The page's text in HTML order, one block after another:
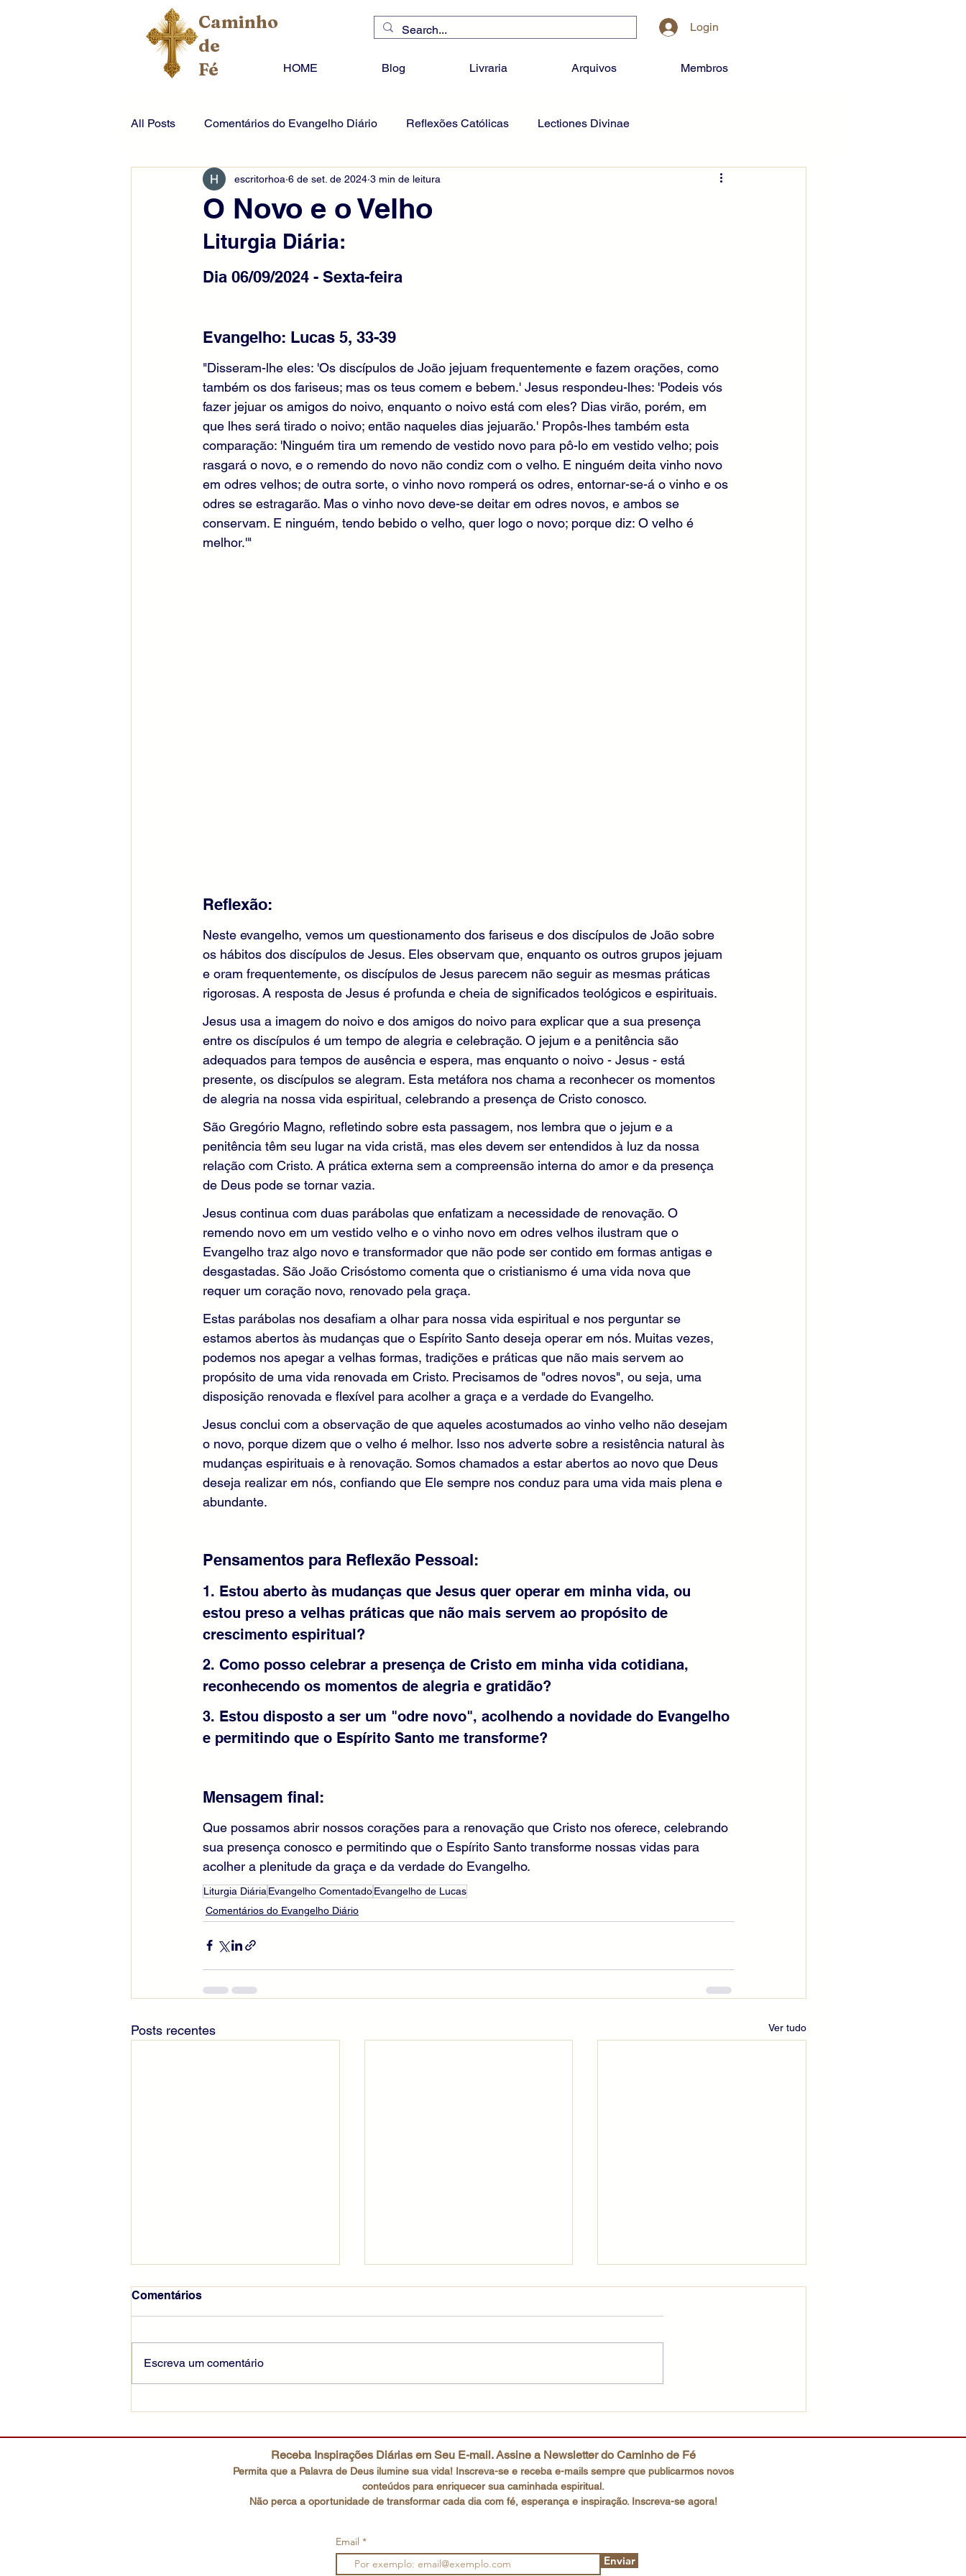
Caminho
de
Fé
Login
HOME Blog Livraria Arquivos Membros
All Posts Comentários do Evangelho Diário Reflexões Católicas Lectiones Divinae
O Novo e o Velho
escritorhoa 6 de set. de 2024 3 min de leitura
Liturgia Diária:
Dia 06/09/2024 - Sexta-feira
Evangelho: Lucas 5, 33-39
"Disseram-lhe eles: 'Os discípulos de João jejuam frequentemente e fazem orações, como
também os dos fariseus; mas os teus comem e bebem.' Jesus respondeu-lhes: 'Podeis vós
fazer jejuar os amigos do noivo, enquanto o noivo está com eles? Dias virão, porém, em
que lhes será tirado o noivo; então naqueles dias jejuarão.' Propôs-lhes também esta
comparação: 'Ninguém tira um remendo de vestido novo para pô-lo em vestido velho; pois
rasgará o novo, e o remendo do novo não condiz com o velho. E ninguém deita vinho novo
em odres velhos; de outra sorte, o vinho novo romperá os odres, entornar-se-á o vinho e os
odres se estragarão. Mas o vinho novo deve-se deitar em odres novos, e ambos se
conservam. E ninguém, tendo bebido o velho, quer logo o novo; porque diz: O velho é
melhor.'"
Reflexão:
Neste evangelho, vemos um questionamento dos fariseus e dos discípulos de João sobre
os hábitos dos discípulos de Jesus. Eles observam que, enquanto os outros grupos jejuam
e oram frequentemente, os discípulos de Jesus parecem não seguir as mesmas práticas
rigorosas. A resposta de Jesus é profunda e cheia de significados teológicos e espirituais.
Jesus usa a imagem do noivo e dos amigos do noivo para explicar que a sua presença
entre os discípulos é um tempo de alegria e celebração. O jejum e a penitência são
adequados para tempos de ausência e espera, mas enquanto o noivo - Jesus - está
presente, os discípulos se alegram. Esta metáfora nos chama a reconhecer os momentos
de alegria na nossa vida espiritual, celebrando a presença de Cristo conosco.
São Gregório Magno, refletindo sobre esta passagem, nos lembra que o jejum e a
penitência têm seu lugar na vida cristã, mas eles devem ser entendidos à luz da nossa
relação com Cristo. A prática externa sem a compreensão interna do amor e da presença
de Deus pode se tornar vazia.
Jesus continua com duas parábolas que enfatizam a necessidade de renovação. O
remendo novo em um vestido velho e o vinho novo em odres velhos ilustram que o
Evangelho traz algo novo e transformador que não pode ser contido em formas antigas e
desgastadas. São João Crisóstomo comenta que o cristianismo é uma vida nova que
requer um coração novo, renovado pela graça.
Estas parábolas nos desafiam a olhar para nossa vida espiritual e nos perguntar se
estamos abertos às mudanças que o Espírito Santo deseja operar em nós. Muitas vezes,
podemos nos apegar a velhas formas, tradições e práticas que não mais servem ao
propósito de uma vida renovada em Cristo. Precisamos de "odres novos", ou seja, uma
disposição renovada e flexível para acolher a graça e a verdade do Evangelho.
Jesus conclui com a observação de que aqueles acostumados ao vinho velho não desejam
o novo, porque dizem que o velho é melhor. Isso nos adverte sobre a resistência natural às
mudanças espirituais e à renovação. Somos chamados a estar abertos ao novo que Deus
deseja realizar em nós, confiando que Ele sempre nos conduz para uma vida mais plena e
abundante.
Pensamentos para Reflexão Pessoal:
1. Estou aberto às mudanças que Jesus quer operar em minha vida, ou
estou preso a velhas práticas que não mais servem ao propósito de
crescimento espiritual?
2. Como posso celebrar a presença de Cristo em minha vida cotidiana,
reconhecendo os momentos de alegria e gratidão?
3. Estou disposto a ser um "odre novo", acolhendo a novidade do Evangelho
e permitindo que o Espírito Santo me transforme?
Mensagem final:
Que possamos abrir nossos corações para a renovação que Cristo nos oferece, celebrando
sua presença conosco e permitindo que o Espírito Santo transforme nossas vidas para
acolher a plenitude da graça e da verdade do Evangelho.
Liturgia Diária Evangelho ComentadoEvangelho de Lucas
Comentários do Evangelho Diário
Posts recentes Ver tudo
Escutai o Filho amado
Comentários
Escreva um comentário
Receba Inspirações Diárias em Seu E-mail. Assine a Newsletter do Caminho de Fé
Permita que a Palavra de Deus ilumine sua vida! Inscreva-se e receba e-mails sempre que publicarmos novos
conteúdos para enriquecer sua caminhada espiritual.
Não perca a oportunidade de transformar cada dia com fé, esperança e inspiração. Inscreva-se agora!
Email
Enviar